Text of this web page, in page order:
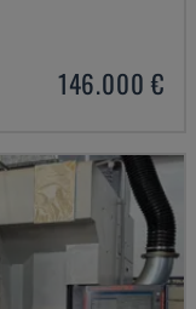
146.000 €